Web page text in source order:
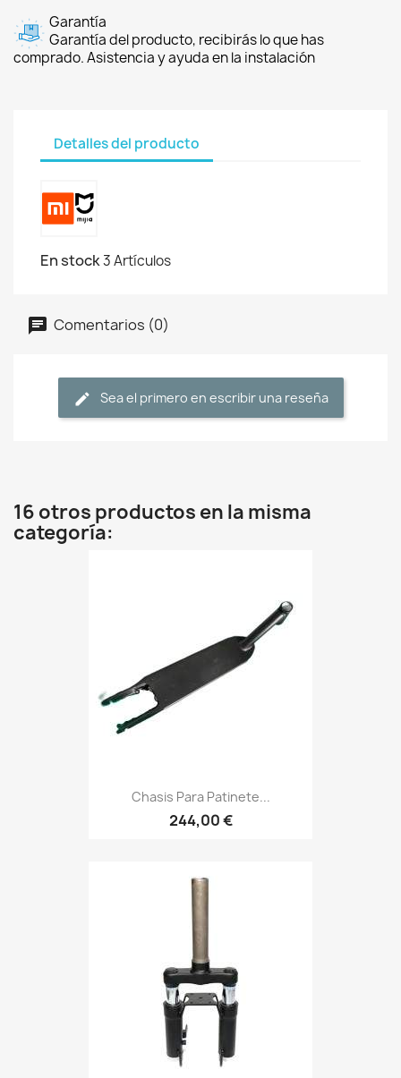
Garantía
Garantía del producto, recibirás lo que has
comprado. Asistencia y ayuda en la instalación
Detalles del producto
En stock3 Artículos
Comentarios (0)
Sea el primero en escribir una reseña
16 otros productos en la misma
categoría:
Chasis Para Patinete...
244,00 €